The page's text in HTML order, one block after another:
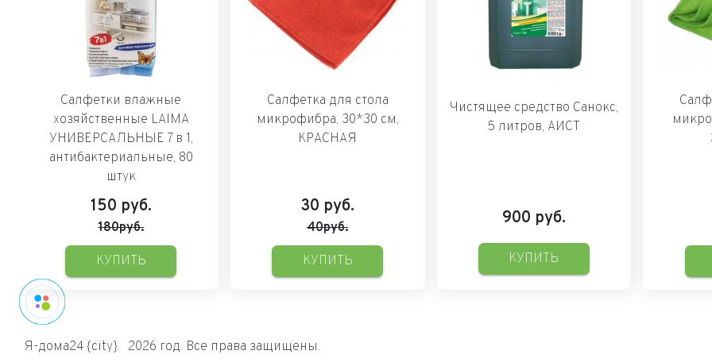
Салфетки влажные
хозяйственные LAIMA
УНИВЕРСАЛЬНЫЕ 7 в 1,
антибактериальные, 80
штук
150 руб.
180руб.
КУПИТЬ
Салфетка для стола
микрофибра, 30*30 см,
КРАСНАЯ
30 руб.
40руб.
КУПИТЬ
Чистящее средство Санокс,
5 литров, АИСТ
900 руб.
КУПИТЬ
Я-дома24 {city}. 2026 год. Все права защищены.